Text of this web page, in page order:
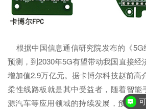
根据中国信息通信研究院发布的《5G
预测，到2030年5G有望带动我国直接经
增加值2.9万亿元。据卡博尔科技赵前高
柔性线路板就是其中受益者，随着智能
源汽车等应用领域的持续发展，预计